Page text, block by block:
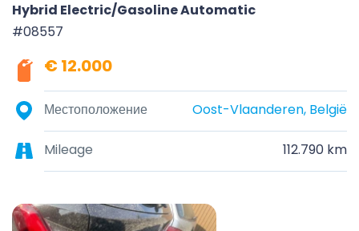
Hybrid Electric/Gasoline Automatic
#08557
€ 12.000
Местоположение Oost-Vlaanderen, België
Mileage 112.790 km